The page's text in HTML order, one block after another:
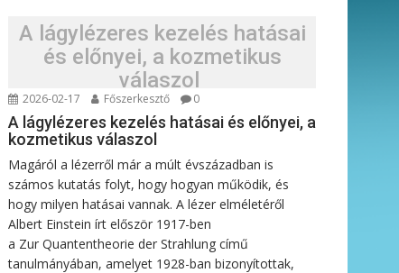
A lágylézeres kezelés hatásai
és előnyei, a kozmetikus
válaszol
2026-02-17 Főszerkesztő 0
A lágylézeres kezelés hatásai és előnyei, a
kozmetikus válaszol
Magáról a lézerről már a múlt évszázadban is
számos kutatás folyt, hogy hogyan működik, és
hogy milyen hatásai vannak. A lézer elméletéről
Albert Einstein írt először 1917-ben
a Zur Quantentheorie der Strahlung című
tanulmányában, amelyet 1928-ban bizonyítottak,